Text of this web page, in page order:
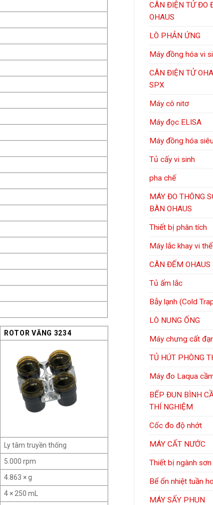
CÂN ĐIỆN TỬ ĐO
OHAUS
LÒ PHẢN ỨNG
Máy đồng hóa vi
CÂN ĐIỆN TỬ
SPX
Máy cô nitơ
Máy đọc ELISA
Máy đồng hóa
Tủ cấy vi sinh
pha chế
MÁY ĐO THÔNG
BÀN OHAUS
Thiết bị phân tích
Máy lắc khay vi thể
CÂN ĐẾM OHAUS
Tủ ấm lắc
Bẫy lạnh (Cold
LÒ NUNG ỐNG
Máy chưng cất
TỦ HÚT PHÒNG
Máy đo Laqua
BẾP ĐUN BÌNH
THÍ NGHIỆM
Cốc đo độ nhớt
MÁY CẤT NƯỚC
Thiết bị ngành sơn
Bể ổn nhiệt tuần
MÁY SẤY PHUN
ROTOR VĂNG 3234
Ly tâm truyền thống
5.000 rpm
4.863 × g
4 × 250 mL